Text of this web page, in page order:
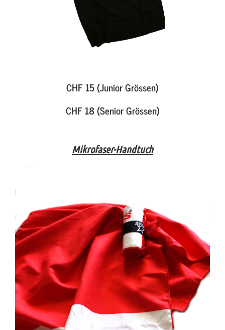
CHF 15 (Junior Grössen)
CHF 18 (Senior Grössen)
Mikrofaser-Handtuch